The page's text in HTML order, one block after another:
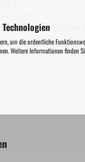
um die ordentliche
Weitere Informationen finden
Partitur, 1x Einzelstimme